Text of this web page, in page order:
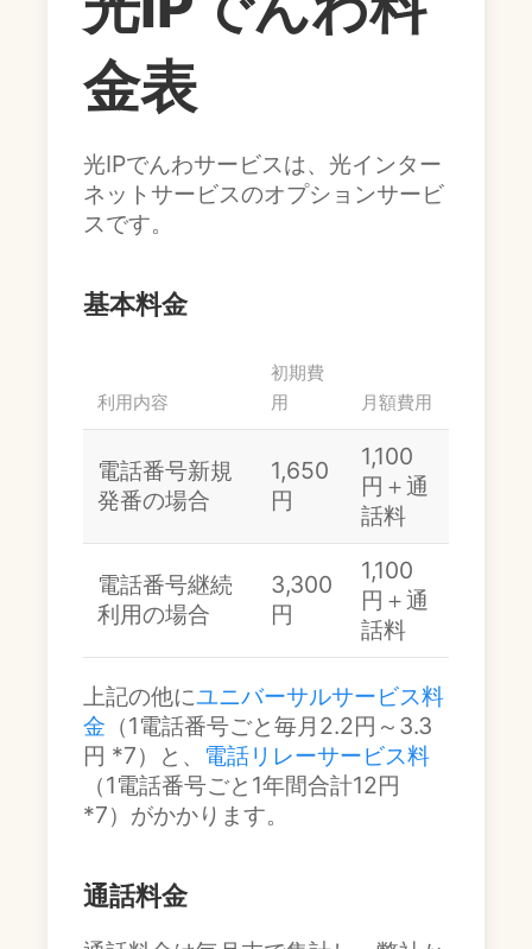
金表
光IPでんわサービスは、光インター
ネットサービスのオプションサービ
スです。
基本料金
利用内容
初期費
用
月額費用
電話番号新規
発番の場合
1,650
円
1,100
円＋通
話料
電話番号継続
利用の場合
3,300
円
1,100
円＋通
話料
上記の他にユニバーサルサービス料
金 （1電話番号ごと毎月2.2円～3.3
円 *7）と、 電話リレーサービス料
（1電話番号ごと1年間合計12円
*7）がかかります。
通話料金